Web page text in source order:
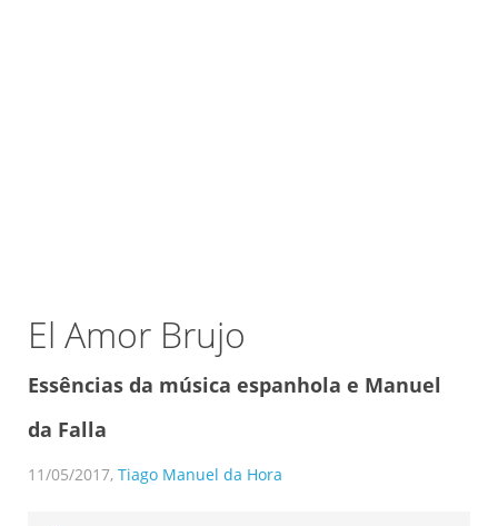
El Amor Brujo
Essências da música espanhola e Manuel
da Falla
11/05/2017, Tiago Manuel da Hora